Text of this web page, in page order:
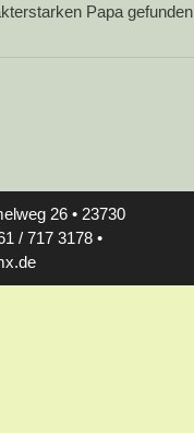
Papa
26 • 23730
/ 717 3178 •